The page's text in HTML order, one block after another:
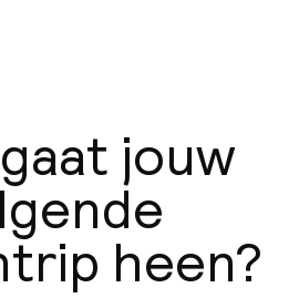
jouw
heen?